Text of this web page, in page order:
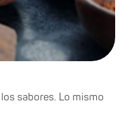
sabores. Lo mismo